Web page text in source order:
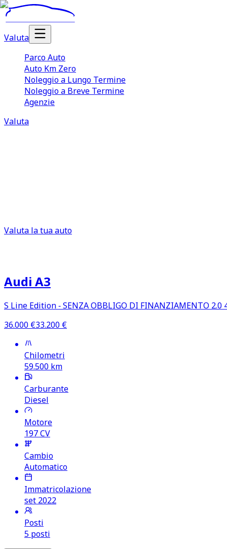
Valuta
Parco Auto
Auto Km Zero
Noleggio a Lungo Termine
Noleggio a Breve Termine
Agenzie
Valuta
Valuta la tua auto
Audi A3
S Line Edition ‑ SENZA OBBLIGO DI FINANZIAMENTO 2.0
36.000 €33.200 €
Chilometri
59.500 km
Carburante
Diesel
Motore
197CV
Cambio
Automatico
Immatricolazione
set 2022
Posti
5 posti